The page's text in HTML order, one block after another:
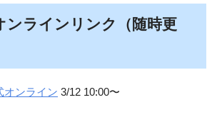
ンラインリンク（随時更
オンライン 3/12 10:00〜